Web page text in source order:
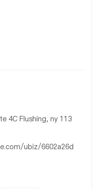
4C Flushing, ny 113
ubiz/6602a26d